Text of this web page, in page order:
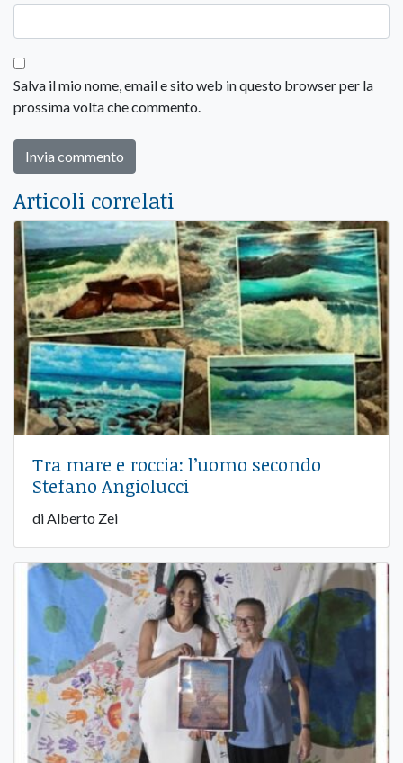
Salva il mio nome, email e sito web in questo browser per la
prossima volta che commento.
Articoli correlati
Tra mare e roccia: l’uomo secondo
Stefano Angiolucci
di Alberto Zei